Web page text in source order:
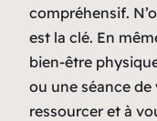
compréhensif.
est la clé. En
bien-être
ou une séance
ressourcer et à